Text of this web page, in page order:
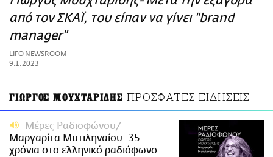
ΑΜΠΑ
PRINT
από τον ΣΚΑΪ, του είπαν να γίνει "brand
manager"
LIFO NEWSROOM
9.1.2023
ΓΙΩΡΓΟΣ ΜΟΥΧΤΑΡΙΔΗΣ ΠΡΟΣΦΑΤΕΣ ΕΙΔΗΣΕΙΣ
Μέρες Ραδιοφώνου
Μαργαρίτα Μυτιληναίου: 35
χρόνια στο ελληνικό ραδιόφωνο